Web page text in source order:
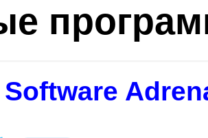
Software